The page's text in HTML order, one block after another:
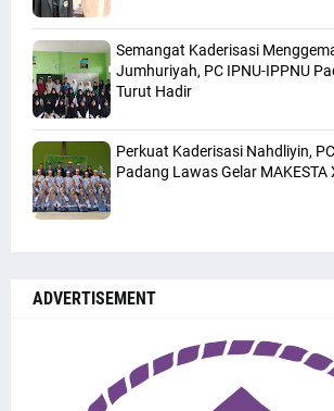
Semangat Kaderisasi
Jumhuriyah, PC IPNU-IPPNU
Turut Hadir
Perkuat Kaderisasi Nahdliyin,
Padang Lawas Gelar MAKESTA
ADVERTISEMENT